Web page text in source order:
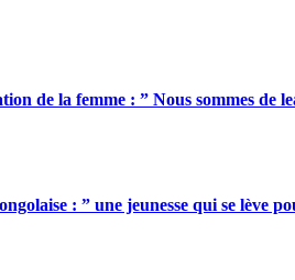
de la femme : ” Nous sommes
: ” une jeunesse qui se lève